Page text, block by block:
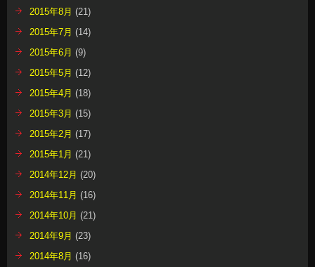
2015年8月 (21)
2015年7月 (14)
2015年6月 (9)
2015年5月 (12)
2015年4月 (18)
2015年3月 (15)
2015年2月 (17)
2015年1月 (21)
2014年12月 (20)
2014年11月 (16)
2014年10月 (21)
2014年9月 (23)
2014年8月 (16)